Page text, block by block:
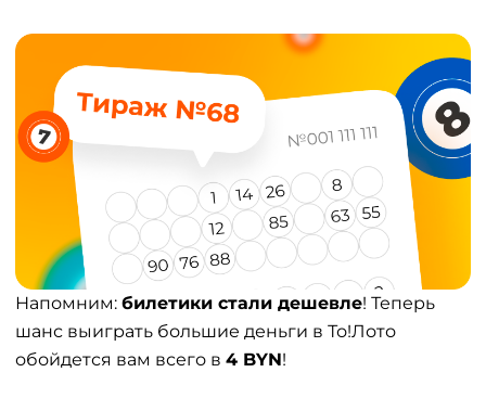
Напомним: билетики стали дешевле! Теперь
шанс выиграть большие деньги в То!Лото
обойдется вам всего в 4 BYN!